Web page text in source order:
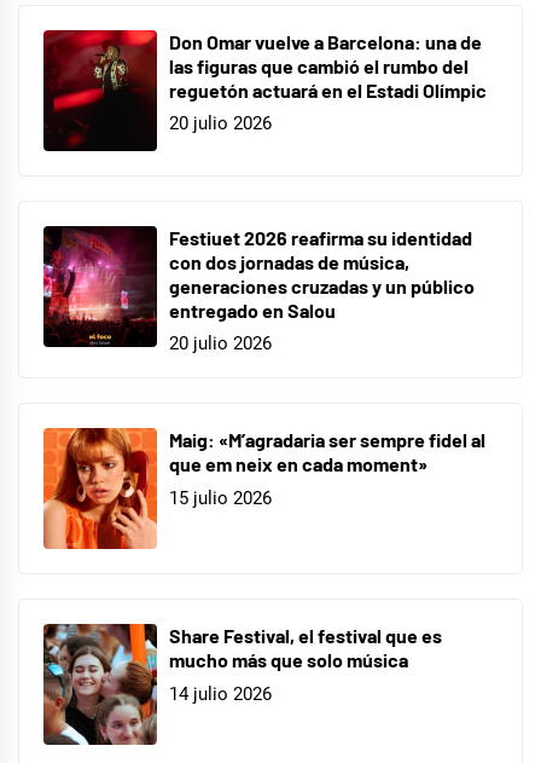
Don Omar vuelve a Barcelona: una de
las figuras que cambió el rumbo del
reguetón actuará en el Estadi Olímpic
20 julio 2026
Festiuet 2026 reafirma su identidad
con dos jornadas de música,
generaciones cruzadas y un público
entregado en Salou
20 julio 2026
Maig: «M’agradaria ser sempre fidel al
que em neix en cada moment»
15 julio 2026
Share Festival, el festival que es
mucho más que solo música
14 julio 2026